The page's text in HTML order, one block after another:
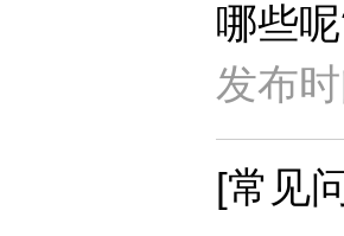
哪些
发布
[常见